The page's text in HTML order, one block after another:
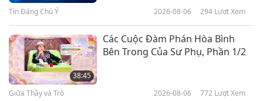
Tin Đáng Chú Ý
Tin Đáng Chú Ý 2026-08-06 294 Lượt Xem
38:45
Các Cuộc Đàm Phán Hòa Bình
Bên Trong Của Sư Phụ, Phần 1/2
Giữa Thầy và Trò 2026-08-06 772 Lượt Xem